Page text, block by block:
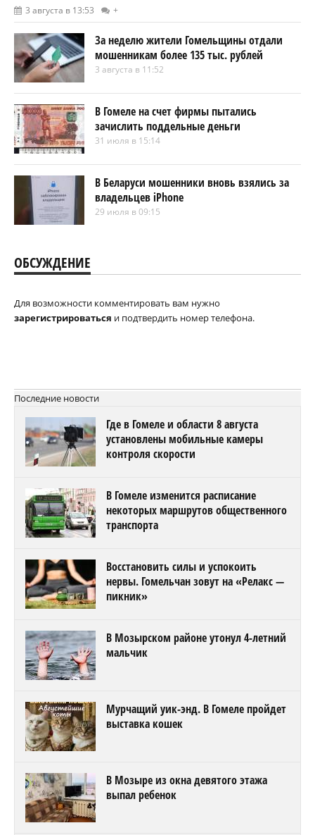
3 августа в 13:53 +
За неделю жители Гомельщины отдали
мошенникам более 135 тыс. рублей
3 августа в 11:52
В Гомеле на счет фирмы пытались
зачислить поддельные деньги
31 июля в 15:14
В Беларуси мошенники вновь взялись за
владельцев iPhone
29 июля в 09:15
ОБСУЖДЕНИЕ
Для возможности комментировать вам нужно
зарегистрироваться и подтвердить номер телефона.
Последние новости
Где в Гомеле и области 8 августа
установлены мобильные камеры
контроля скорости
В Гомеле изменится расписание
некоторых маршрутов общественного
транспорта
Восстановить силы и успокоить
нервы. Гомельчан зовут на «Релакс —
пикник»
В Мозырском районе утонул 4-летний
мальчик
Мурчащий уик-энд. В Гомеле пройдет
выставка кошек
В Мозыре из окна девятого этажа
выпал ребенок